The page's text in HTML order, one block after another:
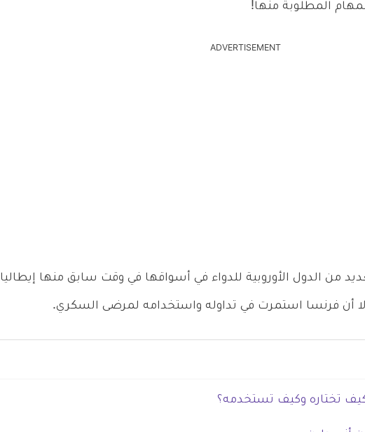
المطلوبة منها!
ADVERTISEMENT
من الدول الأوروبية للدواء في أسواقها في وقت سابق منها إيطاليا
إلا أن فرنسا استمرت في تداوله واستخدامه لمرضى السكري.
تختاره وكيف تستخدمه؟